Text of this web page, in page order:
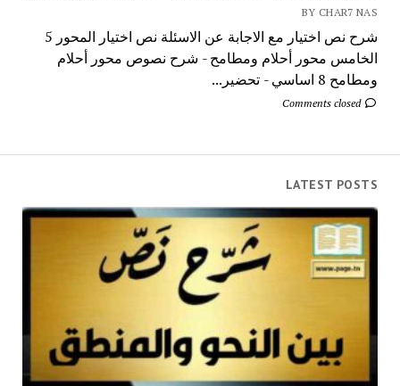
BY CHAR7 NAS
شرح نص اختيار مع الاجابة عن الاسئلة نص اختيار المحور 5
الخامس محور أحلام ومطامح - شرح نصوص محور أحلام
ومطامح 8 اساسي - تحضير...
Comments closed
LATEST POSTS